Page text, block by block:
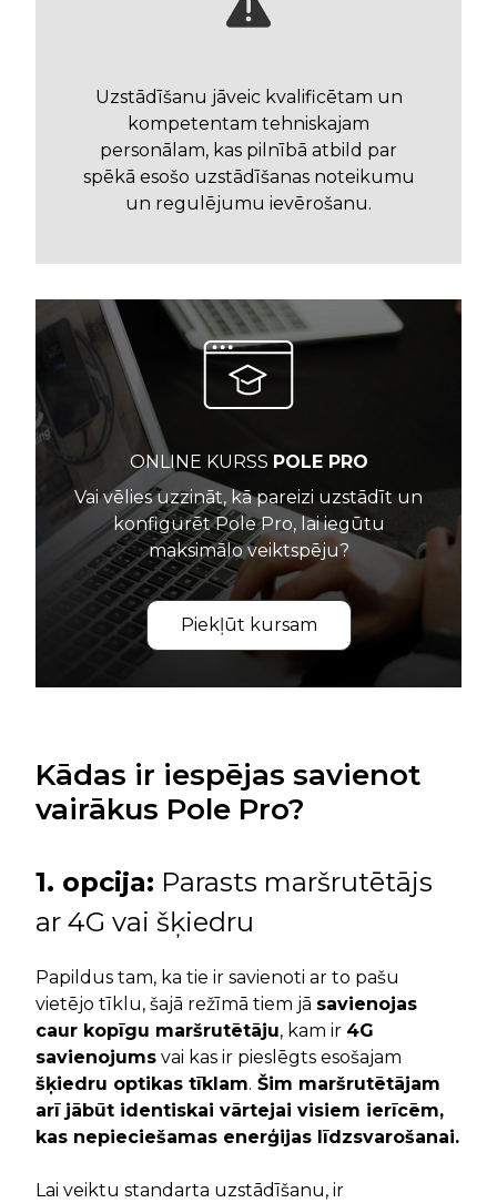
Uzstādīšanu jāveic kvalificētam un
kompetentam tehniskajam
personālam, kas pilnībā atbild par
spēkā esošo uzstādīšanas noteikumu
un regulējumu ievērošanu.
ONLINE KURSS POLE PRO
Vai vēlies uzzināt, kā pareizi uzstādīt un
konfigurēt Pole Pro, lai iegūtu
maksimālo veiktspēju?
Piekļūt kursam
Kādas ir iespējas savienot
vairākus Pole Pro?
1. opcija: Parasts maršrutētājs
ar 4G vai šķiedru
Papildus tam, ka tie ir savienoti ar to pašu
vietējo tīklu, šajā režīmā tiem jā savienojas
caur kopīgu maršrutētāju, kam ir 4G
savienojums vai kas ir pieslēgts esošajam
šķiedru optikas tīklam. Šim maršrutētājam
arī jābūt identiskai vārtejai visiem ierīcēm,
kas nepieciešamas enerģijas līdzsvarošanai.
Lai veiktu standarta uzstādīšanu, ir